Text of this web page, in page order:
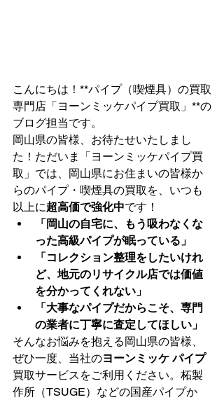
こんにちは！**パイプ（喫煙具）の買取
専門店「ヨーンミッケパイプ買取」**の
ブログ担当です。
岡山県の皆様、お待たせいたしまし
た！ただいま「ヨーンミッケパイプ買
取」では、岡山県にお住まいの皆様か
らのパイプ・喫煙具の買取を、いつも
以上に超高価で強化中です！
「岡山の自宅に、もう吸わなくな
った高級パイプが眠っている」
「コレクション整理をしたいけれ
ど、地元のリサイクル店では価値
を分かってくれない」
「大事なパイプだからこそ、専門
の業者に丁寧に査定してほしい」
そんなお悩みを抱える岡山県の皆様、
ぜひ一度、当社のヨーンミッケ パイプ
買取サービスをご利用ください。柘製
作所（TSUGE）などの国産パイプか